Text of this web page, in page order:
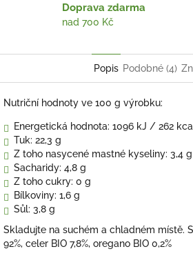
Doprava zdarma
nad 700 Kč
Popis Podobné (4)
Nutriční hodnoty ve 100 g výrobku:
Energetická hodnota: 1096 kJ / 262
Tuk: 22,3 g
Z toho nasycené mastné kyseliny: 3,4 g
Sacharidy: 4,8 g
Z toho cukry: 0 g
Bílkoviny: 1,6 g
Sůl: 3,8 g
Skladujte na suchém a chladném místě.
92%, celer BIO 7,8%, oregano BIO 0,2%